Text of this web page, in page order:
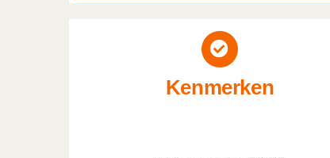
Kenmerken